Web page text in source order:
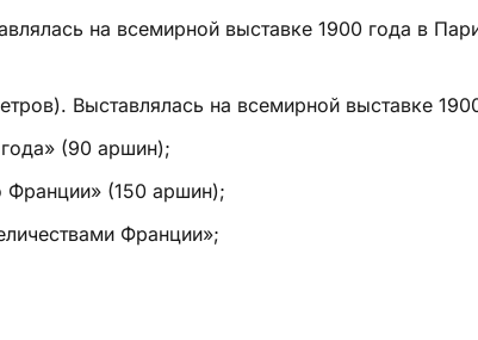
на всемирной выставке 1900 года в
Выставлялась на всемирной выставке
(90 аршин);
Франции» (150 аршин);
Франции»;